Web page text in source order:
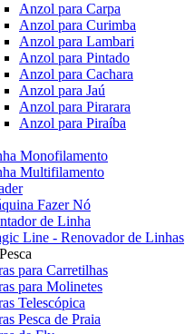
Anzol para Carpa
Anzol para Curimba
Anzol para Lambari
Anzol para Pintado
Anzol para Cachara
Anzol para Jaú
Anzol para Pirarara
Anzol para Piraíba
Monofilamento
Multifilamento
Fazer Nó
de Linha
Line - Renovador de Linhas
para Carretilhas
para Molinetes
Telescópica
Pesca de Praia